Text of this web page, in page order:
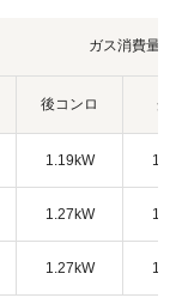
ガス消費量
後コンロ グ
1.19kW
1.27kW
1.27kW